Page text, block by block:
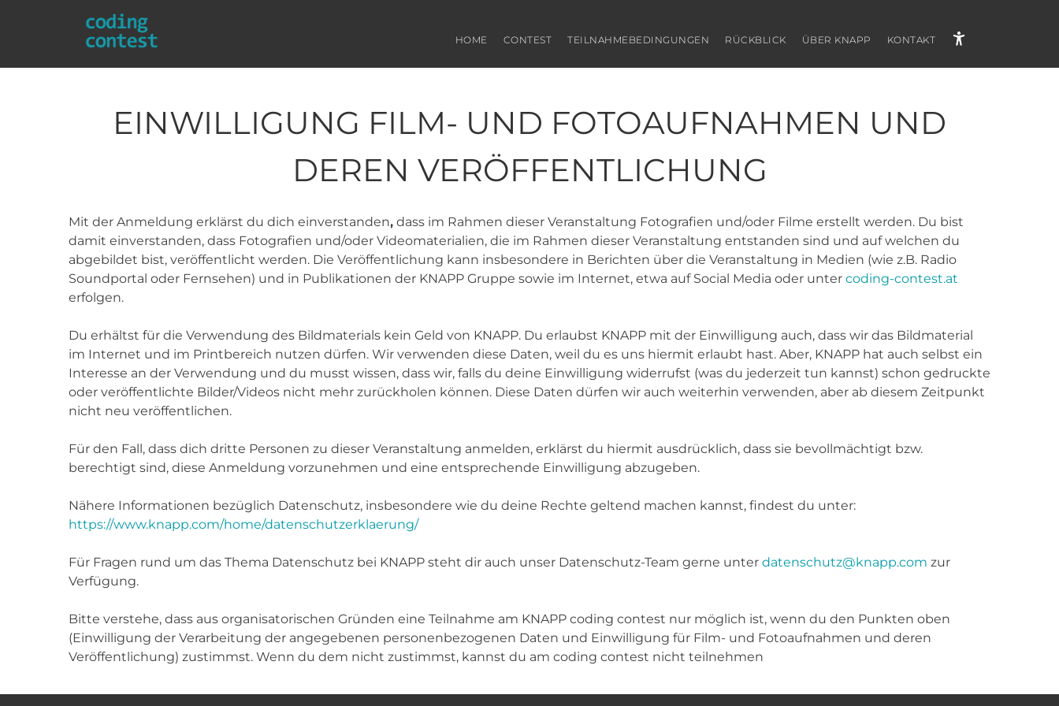
HOME CONTEST TEILNAHMEBEDINGUNGEN RÜCKBLICK ÜBER KNAPP KONTAKT
EINWILLIGUNG FILM- UND FOTOAUFNAHMEN UND
DEREN VERÖFFENTLICHUNG
Mit der Anmeldung erklärst du dich einverstanden, dass im Rahmen dieser Veranstaltung Fotografien und/oder Filme erstellt werden. Du bist
damit einverstanden, dass Fotografien und/oder Videomaterialien, die im Rahmen dieser Veranstaltung entstanden sind und auf welchen du
abgebildet bist, veröffentlicht werden. Die Veröffentlichung kann insbesondere in Berichten über die Veranstaltung in Medien (wie z.B. Radio
Soundportal oder Fernsehen) und in Publikationen der KNAPP Gruppe sowie im Internet, etwa auf Social Media oder unter coding-contest.at
erfolgen.
Du erhältst für die Verwendung des Bildmaterials kein Geld von KNAPP. Du erlaubst KNAPP mit der Einwilligung auch, dass wir das Bildmaterial
im Internet und im Printbereich nutzen dürfen. Wir verwenden diese Daten, weil du es uns hiermit erlaubt hast. Aber, KNAPP hat auch selbst ein
Interesse an der Verwendung und du musst wissen, dass wir, falls du deine Einwilligung widerrufst (was du jederzeit tun kannst) schon gedruckte
oder veröffentlichte Bilder/Videos nicht mehr zurückholen können. Diese Daten dürfen wir auch weiterhin verwenden, aber ab diesem Zeitpunkt
nicht neu veröffentlichen.
Für den Fall, dass dich dritte Personen zu dieser Veranstaltung anmelden, erklärst du hiermit ausdrücklich, dass sie bevollmächtigt bzw.
berechtigt sind, diese Anmeldung vorzunehmen und eine entsprechende Einwilligung abzugeben.
Nähere Informationen bezüglich Datenschutz, insbesondere wie du deine Rechte geltend machen kannst, findest du unter:
https://www.knapp.com/home/datenschutzerklaerung/
Für Fragen rund um das Thema Datenschutz bei KNAPP steht dir auch unser Datenschutz-Team gerne unter datenschutz@knapp.com zur
Verfügung.
Bitte verstehe, dass aus organisatorischen Gründen eine Teilnahme am KNAPP coding contest nur möglich ist, wenn du den Punkten oben
(Einwilligung der Verarbeitung der angegebenen personenbezogenen Daten und Einwilligung für Film- und Fotoaufnahmen und deren
Veröffentlichung) zustimmst. Wenn du dem nicht zustimmst, kannst du am coding contest nicht teilnehmen